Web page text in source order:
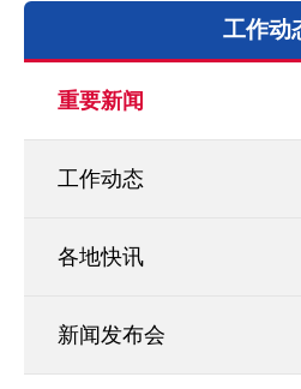
工作动
重要新闻
工作动态
各地快讯
新闻发布会